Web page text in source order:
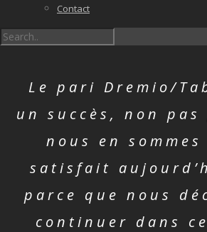
Contact
Le pari Dremio/
un succès, non pas
nous en sommes
satisfait
parce que nous
continuer dans